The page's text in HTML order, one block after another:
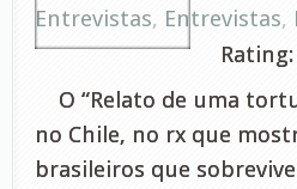
Entrevistas, Entrevistas,
O “Relato de uma
no Chile, no rx que
brasileiros que